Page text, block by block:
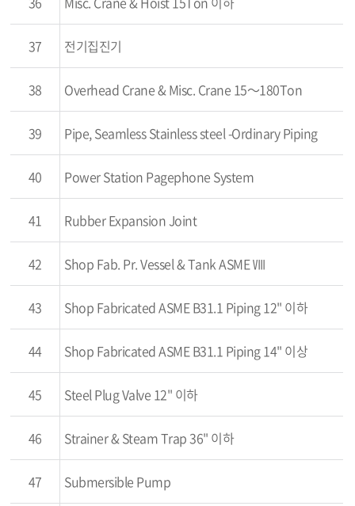
37 전기집진기
38 Overhead Crane & Misc. Crane 15～180Ton
39 Pipe, Seamless Stainless steel -Ordinary Piping
40 Power Station Pagephone System
41 Rubber Expansion Joint
42 Shop Fab. Pr. Vessel & Tank ASME Ⅷ
43 Shop Fabricated ASME B31.1 Piping 12" 이하
44 Shop Fabricated ASME B31.1 Piping 14" 이상
45 Steel Plug Valve 12" 이하
46 Strainer & Steam Trap 36" 이하
47 Submersible Pump